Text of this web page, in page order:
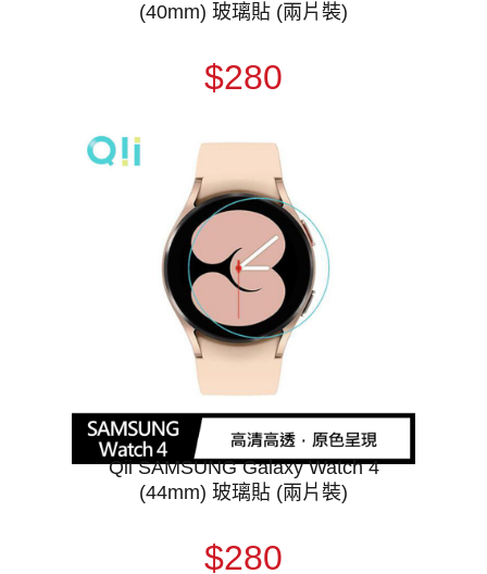
(40mm) 玻璃貼 (兩片裝)
$280
Qii SAMSUNG Galaxy Watch 4
(44mm) 玻璃貼 (兩片裝)
$280